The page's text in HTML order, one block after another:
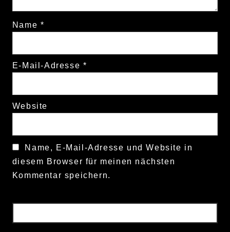
Name *
E-Mail-Adresse *
Website
Name, E-Mail-Adresse und Website in
diesem Browser für meinen nächsten
Kommentar speichern.